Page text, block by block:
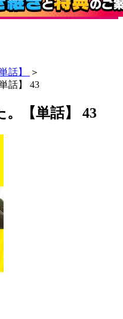
話】
＞
話】 43
【単話】 43